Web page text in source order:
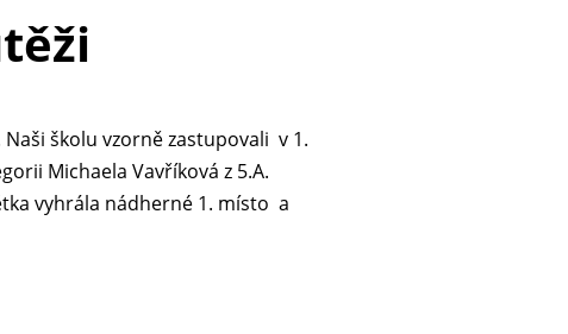
školu vzorně zastupovali v 1.
Michaela Vavříková z 5.A.
vyhrála nádherné 1. místo a